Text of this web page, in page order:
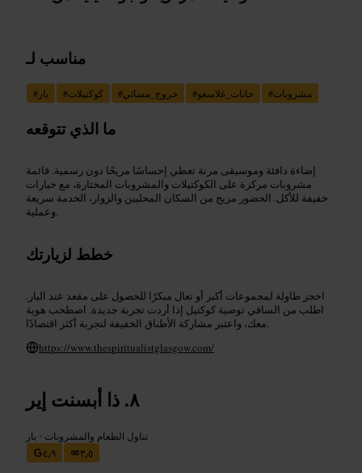
مناسب لـ
# بار #كوكتيلات #خروج_مسائي #حانات_غلاسغو #مشروبات
ما الذي تتوقعه
إضاءة دافئة وموسيقى مرنة تعطي إحساسًا مريحًا دون رسمية. قائمة
مشروبات مركزة على الكوكتيلات والمشروبات المختارة، مع خيارات
خفيفة للأكل. الحضور مزيج من السكان المحليين والزوار، الخدمة سريعة
وعملية.
خطط لزيارتك
احجز طاولة لمجموعات أكبر أو تعال مبكرًا للحصول على مقعد عند البار.
اطلب من الساقي توصية كوكتيل إذا أردت تجربة جديدة. اصطحب هوية
معك، واعتبر مشاركة الأطباق الخفيفة لتجربة أكثر اقتصادًا.
https://www.thespiritualistglasgow.com/
ذا أبسنت إير
تناول الطعام والمشروبات • بار
٤٫٩
٣٫٥